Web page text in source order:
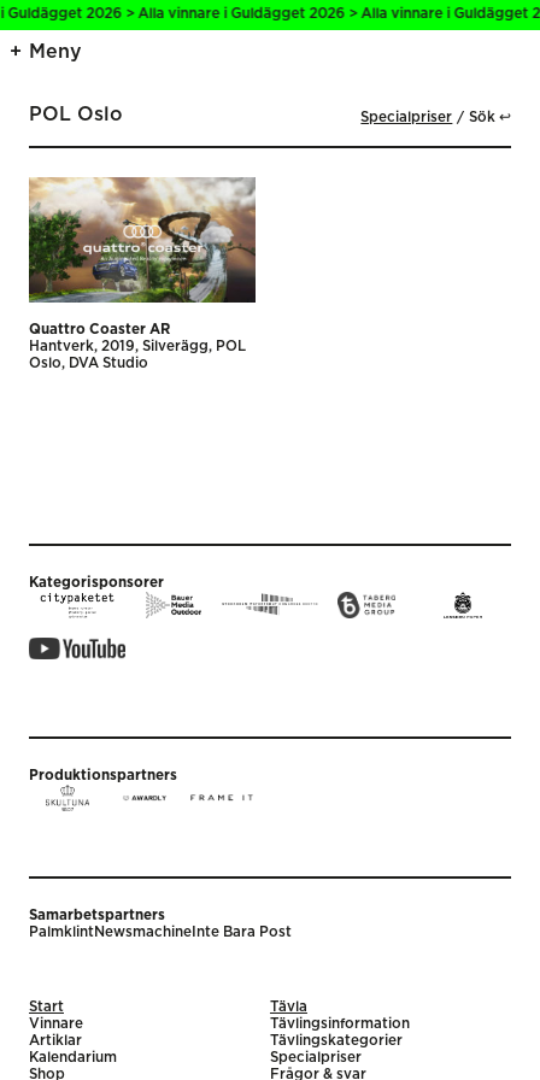
2026 > Alla vinnare i Guldägget 2026 > Alla vinnare i
Meny
POL Oslo Specialpriser Sök ↩
Quattro Coaster AR
Hantverk 2019 Silverägg
POL
Oslo
DVA Studio
Kategorisponsorer
Produktionspartners
Samarbetspartners
PalmklintNewsmachine Inte Bara Post
Start
Vinnare
Artiklar
Kalendarium
Shop
Tävla
Tävlingsinformation
Tävlingskategorier
Specialpriser
Frågor & svar